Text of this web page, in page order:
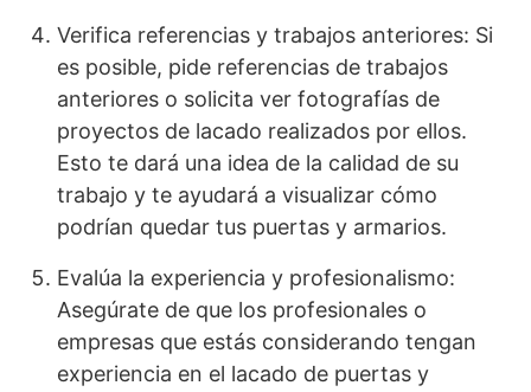
Verifica referencias y trabajos anteriores: Si
es posible, pide referencias de trabajos
anteriores o solicita ver fotografías de
proyectos de lacado realizados por ellos.
Esto te dará una idea de la calidad de su
trabajo y te ayudará a visualizar cómo
podrían quedar tus puertas y armarios.
Evalúa la experiencia y profesionalismo:
Asegúrate de que los profesionales o
empresas que estás considerando tengan
experiencia en el lacado de puertas y